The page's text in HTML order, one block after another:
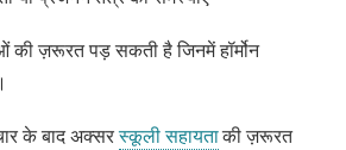
की ज़रूरत पड़ सकती है जिनमें हॉर्मोन
के बाद अक्सरस्कूली सहायताकी ज़रूरत